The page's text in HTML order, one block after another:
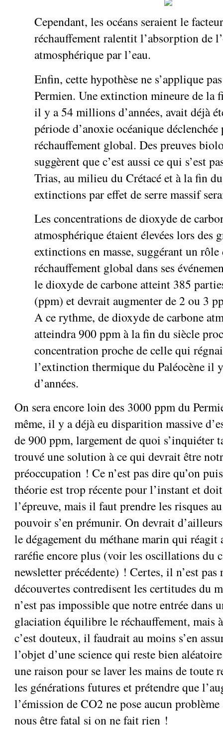
Cependant, les océans seraient le
réchauffement ralentit l’absorption de
atmosphérique par l’eau.
Enfin, cette hypothèse ne s’applique
Permien. Une extinction mineure de la
il y a 54 millions d’années, avait déjà
période d’anoxie océanique déclenchée
réchauffement global. Des preuves
suggèrent que c’est aussi ce qui s’est
Trias, au milieu du Crétacé et à la fin
extinctions par effet de serre massif
Les concentrations de dioxyde de
atmosphérique étaient élevées lors des
extinctions en masse, suggérant un rôle
réchauffement global dans ses
le dioxyde de carbone atteint 385
(ppm) et devrait augmenter de 2 ou 3
A ce rythme, de dioxyde de carbone
atteindra 900 ppm à la fin du siècle
concentration proche de celle qui
l’extinction thermique du Paléocène il
d’années.
On sera encore loin des 3000 ppm du
même, il y a déjà eu disparition massive
de 900 ppm, largement de quoi s’inquiéter
trouvé une solution à ce qui devrait être
préoccupation ! Ce n’est pas dire qu’on
théorie est trop récente pour l’instant et
l’épreuve, mais il faut prendre les risques
pouvoir s’en prémunir. On devrait
le dégagement du méthane marin qui réagit
raréfie encore plus (voir les oscillations du
newsletter précédente) ! Certes, il n’est pas
découvertes contredisent les certitudes du
n’est pas impossible que notre entrée dans
glaciation équilibre le réchauffement, mais
c’est douteux, il faudrait au moins s’en
l’objet d’une science qui reste bien
une raison pour se laver les mains de toute
les générations futures et prétendre que
l’émission de CO2 ne pose aucun
nous être fatal si on ne fait rien !